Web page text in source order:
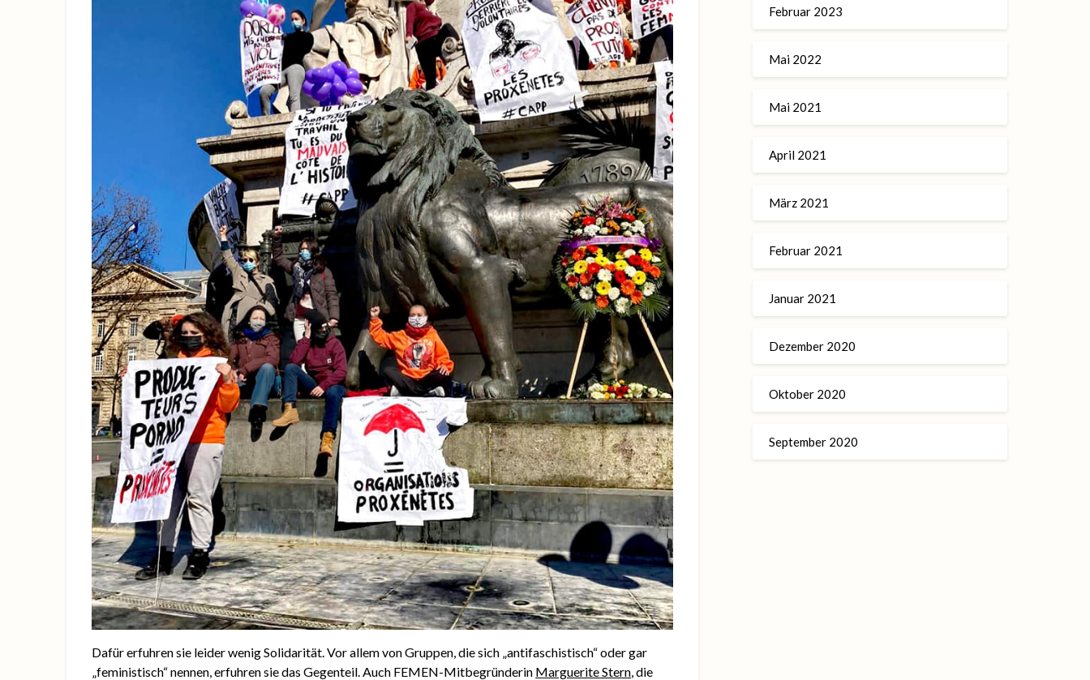
Dafür erfuhren sie leider wenig Solidarität. Vor allem von Gruppen, die sich „antifaschistisch“ oder gar
„feministisch“ nennen, erfuhren sie das Gegenteil. Auch FEMEN-Mitbegründerin Marguerite Stern , die
Februar 2023
Mai 2022
Mai 2021
April 2021
März 2021
Februar 2021
Januar 2021
Dezember 2020
Oktober 2020
September 2020